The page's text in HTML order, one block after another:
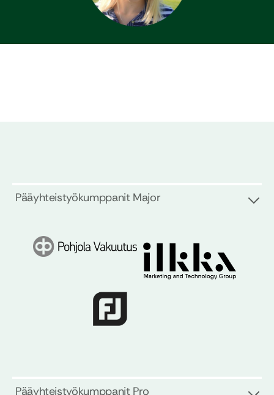
Pääyhteistyökumppanit Major
Pääyhteistyökumppanit Pro